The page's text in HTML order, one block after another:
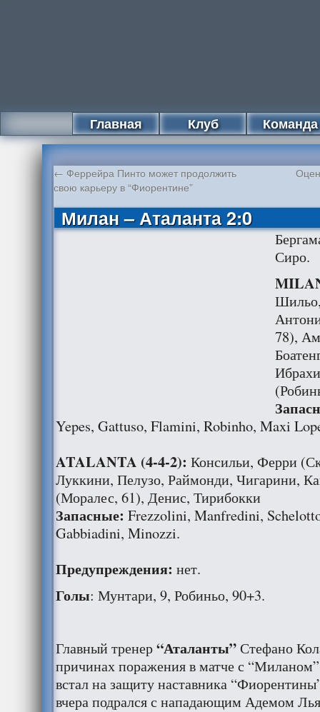
Главная Клуб Команда
← Феррейра Пинто может продолжить
свою карьеру в “Фиорентине”
Милан – Аталанта 2:0
Сиро.
78),
Yepes, Gattuso, Flamini, Robinho, Maxi
ATALANTA (4-4-2): Консильи, Ферри
Луккини, Пелузо, Раймонди, Чигарини,
(Моралес, 61), Денис, Тирибокки
Запасные: Frezzolini, Manfredini,
Gabbiadini, Minozzi.
Предупреждения: нет.
Голы: Мунтари, 9, Робиньо, 90+3.
Главный тренер“Аталанты”Стефано
причинах поражения в матче с
встал на защиту наставника
вчера подрался с нападающим Адемом